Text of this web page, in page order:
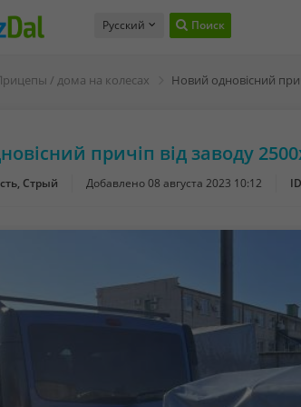
Русский Поиск
/ дома на колесах
причіп від заводу
Стрый Добавлено08 августа 2023 10:12